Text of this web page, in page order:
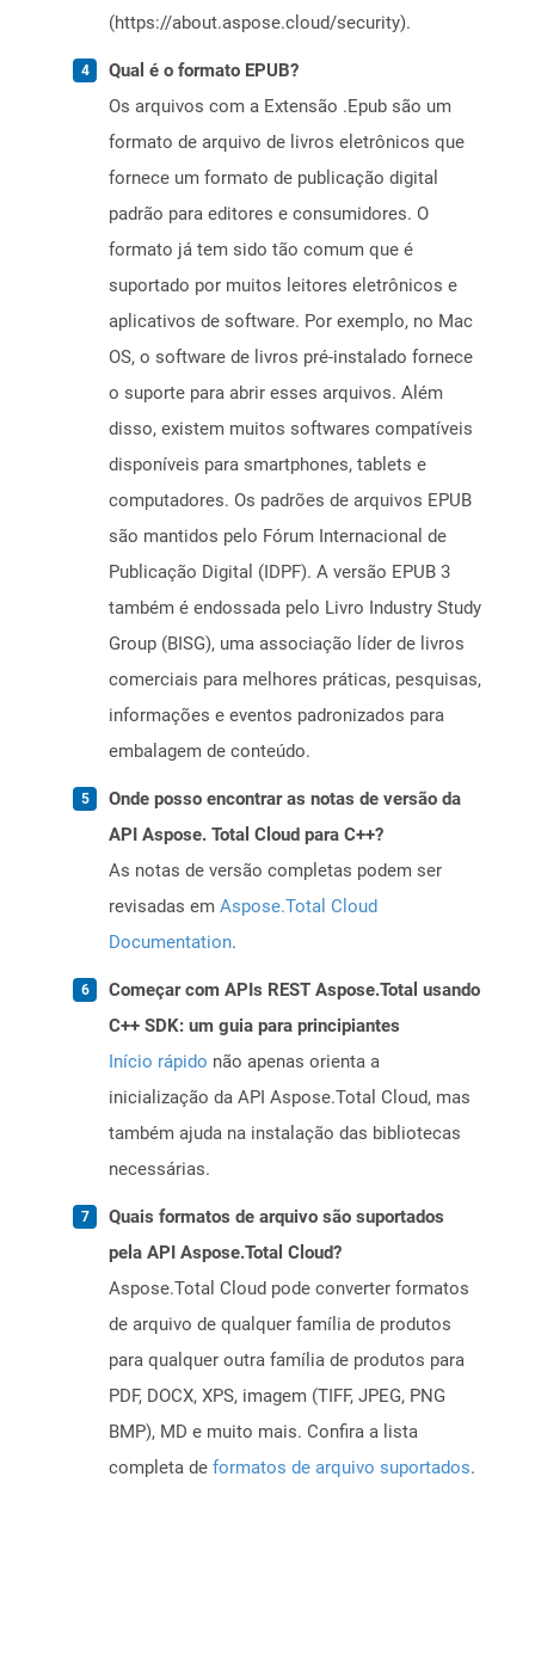
(https://about.aspose.cloud/security).
Qual é o formato EPUB?
Os arquivos com a Extensão .Epub são um
formato de arquivo de livros eletrônicos que
fornece um formato de publicação digital
padrão para editores e consumidores. O
formato já tem sido tão comum que é
suportado por muitos leitores eletrônicos e
aplicativos de software. Por exemplo, no Mac
OS, o software de livros pré-instalado fornece
o suporte para abrir esses arquivos. Além
disso, existem muitos softwares compatíveis
disponíveis para smartphones, tablets e
computadores. Os padrões de arquivos EPUB
são mantidos pelo Fórum Internacional de
Publicação Digital (IDPF). A versão EPUB 3
também é endossada pelo Livro Industry Study
Group (BISG), uma associação líder de livros
comerciais para melhores práticas, pesquisas,
informações e eventos padronizados para
embalagem de conteúdo.
Onde posso encontrar as notas de versão da
API Aspose. Total Cloud para C++?
As notas de versão completas podem ser
revisadas em Aspose.Total Cloud
Documentation.
Começar com APIs REST Aspose.Total usando
C++ SDK: um guia para principiantes
Início rápido não apenas orienta a
inicialização da API Aspose.Total Cloud, mas
também ajuda na instalação das bibliotecas
necessárias.
Quais formatos de arquivo são suportados
pela API Aspose.Total Cloud?
Aspose.Total Cloud pode converter formatos
de arquivo de qualquer família de produtos
para qualquer outra família de produtos para
PDF, DOCX, XPS, imagem (TIFF, JPEG, PNG
BMP), MD e muito mais. Confira a lista
completa de formatos de arquivo suportados.